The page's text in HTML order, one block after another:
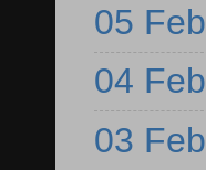
05 Feb
04 Feb
03 Feb